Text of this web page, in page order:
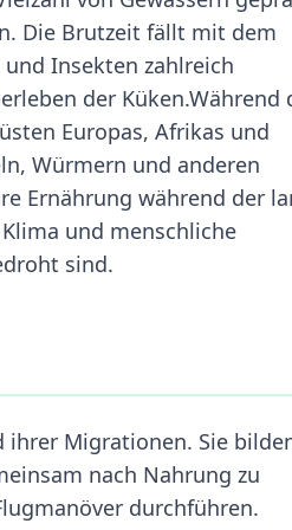
Die Brutzeit fällt mit dem
Insekten zahlreich
der Küken.Während
Europas, Afrikas und
Würmern und anderen
Ernährung während der
und menschliche
sind.
ihrer Migrationen. Sie
nach Nahrung zu
durchführen.